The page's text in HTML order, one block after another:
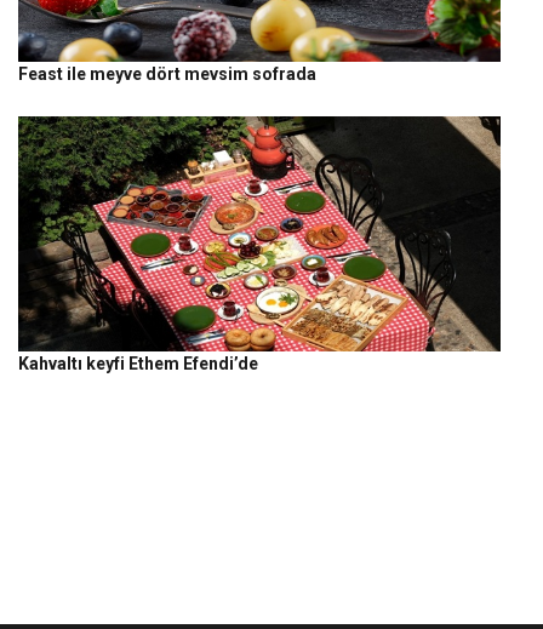
Feast ile meyve dört mevsim sofrada
Kahvaltı keyfi Ethem Efendi’de